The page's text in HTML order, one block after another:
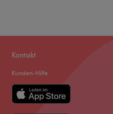
Kontakt
Kunden-Hilfe